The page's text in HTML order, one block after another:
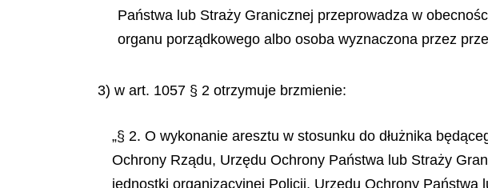
Państwa lub Straży Granicznej przeprowadza w
organu porządkowego albo osoba wyznaczona przez
3) w art. 1057 § 2 otrzymuje brzmienie:
„§ 2. O wykonanie aresztu w stosunku do dłużnika
Ochrony Rządu, Urzędu Ochrony Państwa lub Straży
jednostki organizacyjnej Policji, Urzędu Ochrony Państwa